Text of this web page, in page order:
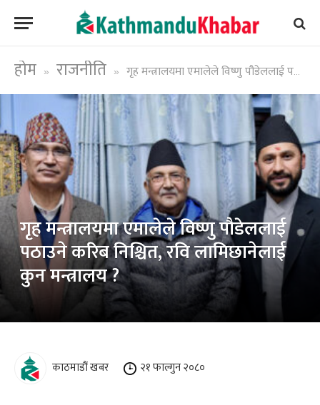
होम » राजनीति » गृह मन्त्रालयमा एमालेले विष्णु पौडेललाई पठाउने करिब निश्चित, रवि लामिछानेलाई कुन मन्त्रालय ?
गृह मन्त्रालयमा एमालेले विष्णु पौडेललाई
पठाउने करिब निश्चित, रवि लामिछानेलाई
कुन मन्त्रालय ?
काठमाडौं खबर २१ फाल्गुन २०८०